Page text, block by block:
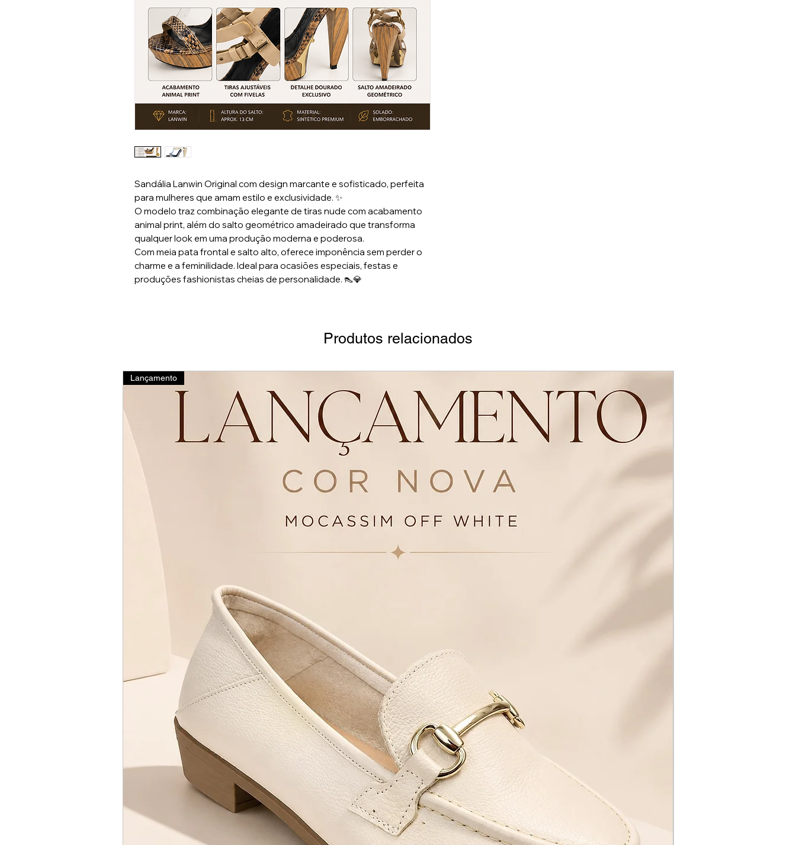
Sandália Lanwin Original com design marcante e sofisticado, perfeita
para mulheres que amam estilo e exclusividade. ✨
O modelo traz combinação elegante de tiras nude com acabamento
animal print, além do salto geométrico amadeirado que transforma
qualquer look em uma produção moderna e poderosa.
Com meia pata frontal e salto alto, oferece imponência sem perder o
charme e a feminilidade. Ideal para ocasiões especiais, festas e
produções fashionistas cheias de personalidade. 👠💎
Produtos relacionados
Lançamento